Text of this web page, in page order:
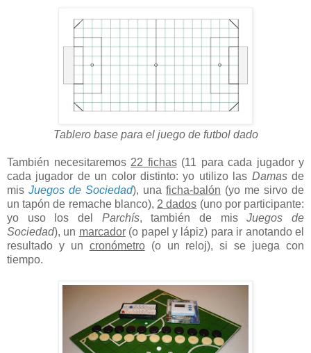
Tablero base para el juego de futbol dado
También necesitaremos 22 fichas(11 para cada jugador y
cada jugador de un color distinto: yo utilizo las Damasde
mis Juegos de Sociedad), una ficha-balón (yo me sirvo de
un tapón de remache blanco), 2 dados (uno por participante:
yo uso los del Parchís, también de misJuegos de
Sociedad), un marcador(o papel y lápiz) para ir anotando el
resultado y un cronómetro(o un reloj), si se juega con
tiempo.